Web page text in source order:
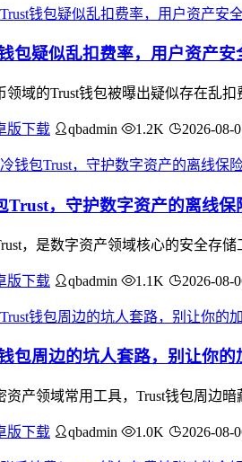
包疑似乱扣费率，用户资产安
领域的Trust钱包被曝出疑似存在乱
版下载 qbadmin 1.2K 2026-08-
Trust，守护数字资产的离线保
，是数字资产领域核心的安全存
版下载 qbadmin 1.1K 2026-08-
包周边的坑人套路，别让你的
资产领域常用工具，Trust钱包周边
版下载 qbadmin 1.0K 2026-08-